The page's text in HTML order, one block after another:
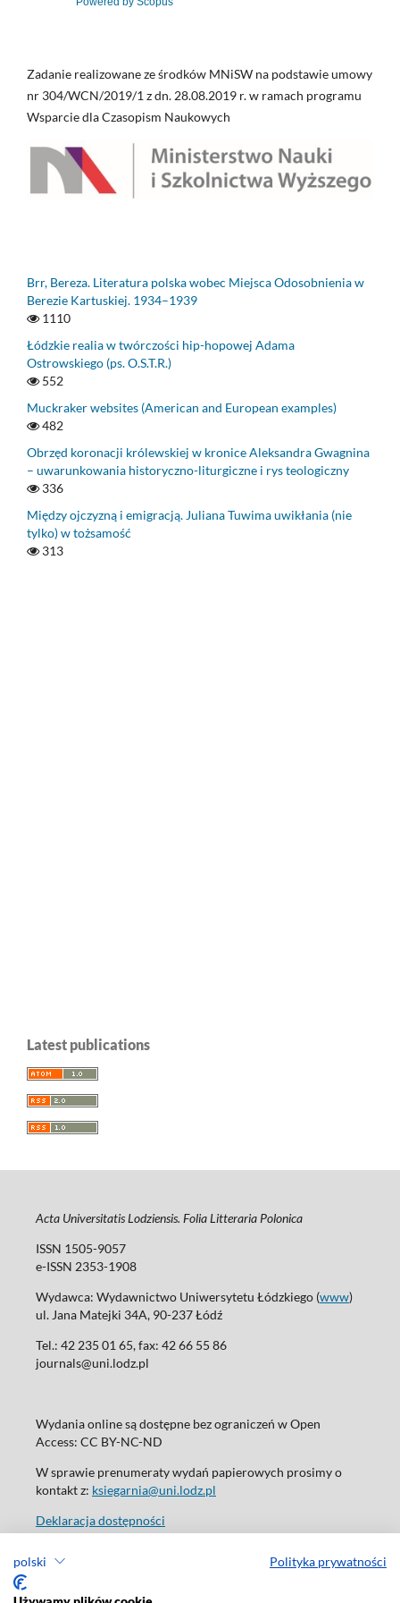
polski Polityka prywatności
Zadanie realizowane ze środków MNiSW na podstawie umowy
nr 304/WCN/2019/1 z dn. 28.08.2019 r. w ramach programu
Wsparcie dla Czasopism Naukowych
Brr, Bereza. Literatura polska wobec Miejsca Odosobnienia w
Berezie Kartuskiej. 1934–1939
1110
Łódzkie realia w twórczości hip-hopowej Adama
Ostrowskiego (ps. O.S.T.R.)
552
Muckraker websites (American and European examples)
482
Obrzęd koronacji królewskiej w kronice Aleksandra Gwagnina
– uwarunkowania historyczno-liturgiczne i rys teologiczny
336
Między ojczyzną i emigracją. Juliana Tuwima uwikłania (nie
tylko) w tożsamość
313
Latest publications
Acta Universitatis Lodziensis. Folia Litteraria Polonica
ISSN 1505-9057
e-ISSN 2353-1908
Wydawca: Wydawnictwo Uniwersytetu Łódzkiego (www)
ul. Jana Matejki 34A, 90-237 Łódź
Tel.: 42 235 01 65, fax: 42 66 55 86
journals@uni.lodz.pl
Wydania online są dostępne bez ograniczeń w Open
Access: CC BY-NC-ND
W sprawie prenumeraty wydań papierowych prosimy o
kontakt z: ksiegarnia@uni.lodz.pl
Deklaracja dostępności